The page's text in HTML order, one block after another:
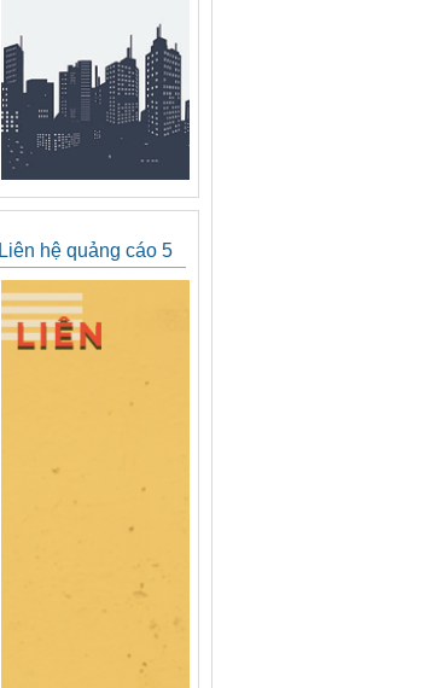
Liên hệ quảng cáo 5